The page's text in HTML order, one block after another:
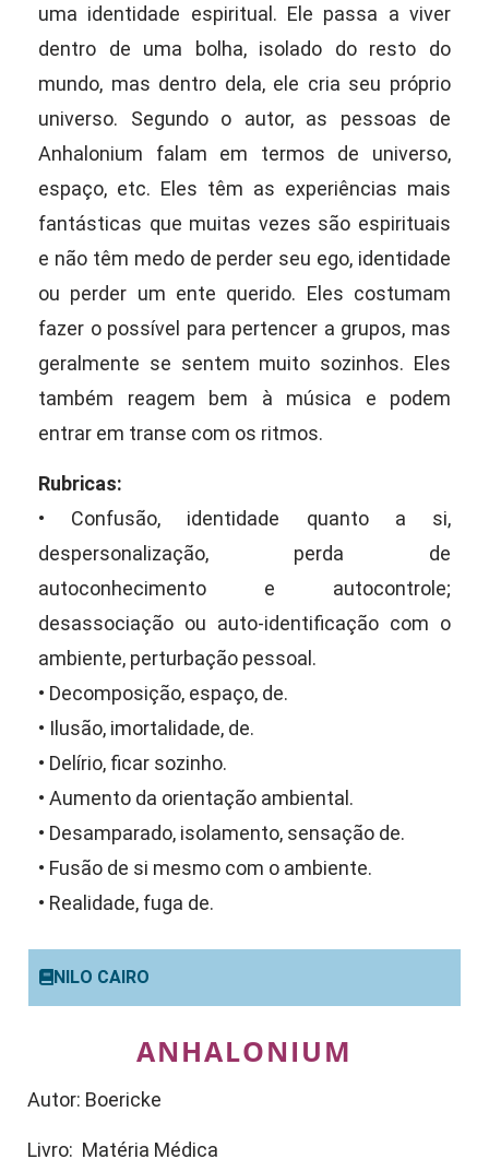
uma identidade espiritual. Ele passa a viver
dentro de uma bolha, isolado do resto do
mundo, mas dentro dela, ele cria seu próprio
universo. Segundo o autor, as pessoas de
Anhalonium falam em termos de universo,
espaço, etc. Eles têm as experiências mais
fantásticas que muitas vezes são espirituais
e não têm medo de perder seu ego, identidade
ou perder um ente querido. Eles costumam
fazer o possível para pertencer a grupos, mas
geralmente se sentem muito sozinhos. Eles
também reagem bem à música e podem
entrar em transe com os ritmos.
Rubricas:
• Confusão, identidade quanto a si,
despersonalização, perda de
autoconhecimento e autocontrole;
desassociação ou auto-identificação com o
ambiente, perturbação pessoal.
• Decomposição, espaço, de.
• Ilusão, imortalidade, de.
• Delírio, ficar sozinho.
• Aumento da orientação ambiental.
• Desamparado, isolamento, sensação de.
• Fusão de si mesmo com o ambiente.
• Realidade, fuga de.
NILO CAIRO
ANHALONIUM
Autor: Boericke
Livro: Matéria Médica